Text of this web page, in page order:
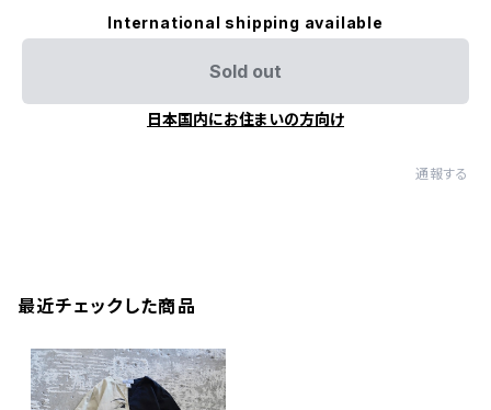
International shipping available
Sold out
日本国内にお住まいの方向け
通報する
最近チェックした商品